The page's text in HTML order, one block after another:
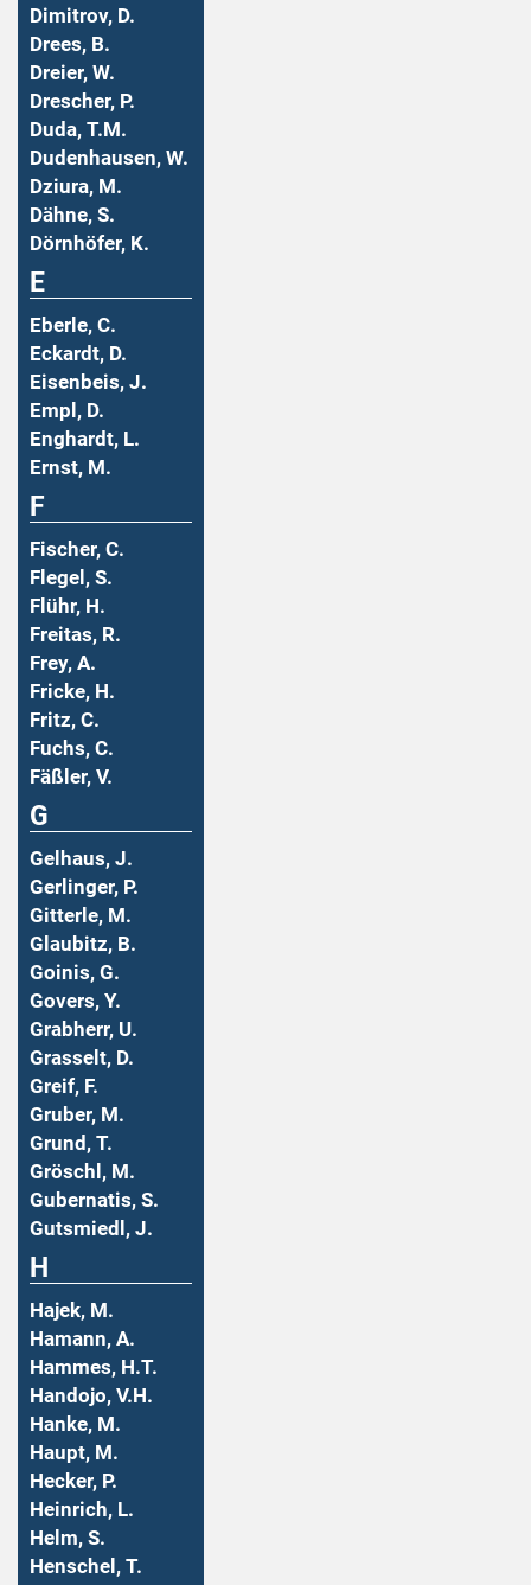
Dimitrov, D.
Drees, B.
Dreier, W.
Drescher, P.
Duda, T.M.
Dudenhausen, W.
Dziura, M.
Dähne, S.
Dörnhöfer, K.
E
Eberle, C.
Eckardt, D.
Eisenbeis, J.
Empl, D.
Enghardt, L.
Ernst, M.
F
Fischer, C.
Flegel, S.
Flühr, H.
Freitas, R.
Frey, A.
Fricke, H.
Fritz, C.
Fuchs, C.
Fäßler, V.
G
Gelhaus, J.
Gerlinger, P.
Gitterle, M.
Glaubitz, B.
Goinis, G.
Govers, Y.
Grabherr, U.
Grasselt, D.
Greif, F.
Gruber, M.
Grund, T.
Gröschl, M.
Gubernatis, S.
Gutsmiedl, J.
H
Hajek, M.
Hamann, A.
Hammes, H.T.
Handojo, V.H.
Hanke, M.
Haupt, M.
Hecker, P.
Heinrich, L.
Helm, S.
Henschel, T.